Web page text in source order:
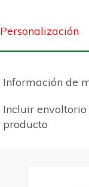
Personalización
Información de
Incluir
producto